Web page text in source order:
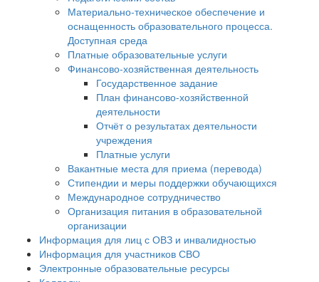
Материально-техническое обеспечение и
оснащенность образовательного процесса.
Доступная среда
Платные образовательные услуги
Финансово-хозяйственная деятельность
Государственное задание
План финансово-хозяйственной
деятельности
Отчёт о результатах деятельности
учреждения
Платные услуги
Вакантные места для приема (перевода)
Стипендии и меры поддержки обучающихся
Международное сотрудничество
Организация питания в образовательной
организации
Информация для лиц с ОВЗ и инвалидностью
Информация для участников СВО
Электронные образовательные ресурсы